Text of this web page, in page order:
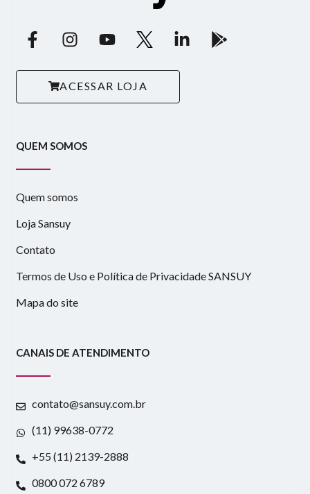
ACESSAR LOJA
QUEM SOMOS
Quem somos
Loja Sansuy
Contato
Termos de Uso e Política de Privacidade SANSUY
Mapa do site
CANAIS DE ATENDIMENTO
contato@sansuy.com.br
(11) 99638-0772
+55 (11) 2139-2888
0800 072 6789